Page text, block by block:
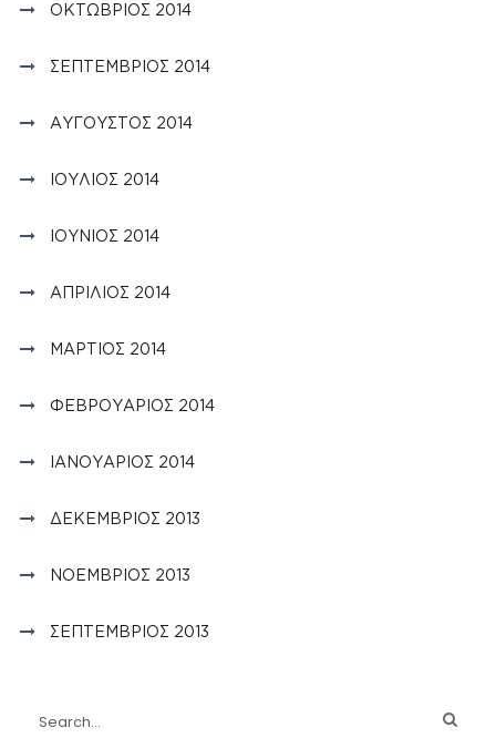
ΟΚΤΏΒΡΙΟΣ 2014
ΣΕΠΤΈΜΒΡΙΟΣ 2014
ΑΎΓΟΥΣΤΟΣ 2014
ΙΟΎΛΙΟΣ 2014
ΙΟΎΝΙΟΣ 2014
ΑΠΡΊΛΙΟΣ 2014
ΜΆΡΤΙΟΣ 2014
ΦΕΒΡΟΥΆΡΙΟΣ 2014
ΙΑΝΟΥΆΡΙΟΣ 2014
ΔΕΚΈΜΒΡΙΟΣ 2013
ΝΟΈΜΒΡΙΟΣ 2013
ΣΕΠΤΈΜΒΡΙΟΣ 2013